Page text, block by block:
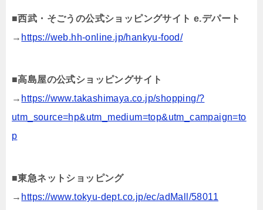
■西武・そごうの公式ショッピングサイト e.デパート
→ https://web.hh-online.jp/hankyu-food/
■高島屋の公式ショッピングサイト
→ https://www.takashimaya.co.jp/shopping/?
utm_source=hp&utm_medium=top&utm_campaign=to
p
■東急ネットショッピング
→ https://www.tokyu-dept.co.jp/ec/adMall/58011